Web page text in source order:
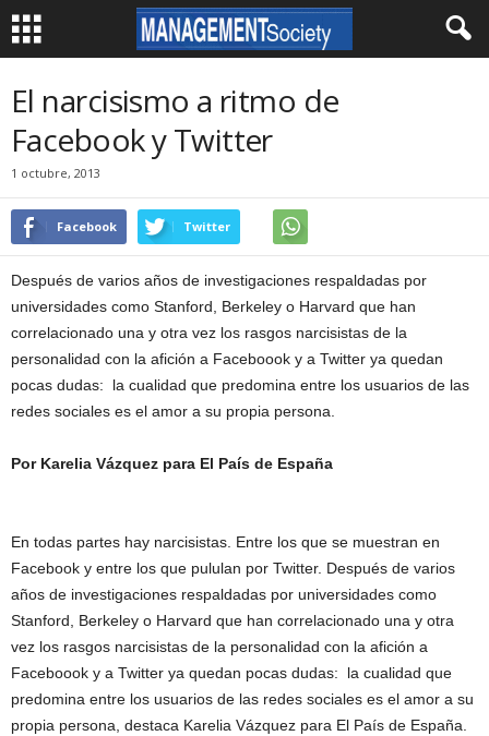
El narcisismo a ritmo de
Facebook y Twitter
1 octubre, 2013
Facebook Twitter
Después de varios años de investigaciones respaldadas por
universidades como Stanford, Berkeley o Harvard que han
correlacionado una y otra vez los rasgos narcisistas de la
personalidad con la afición a Faceboook y a Twitter ya quedan
pocas dudas: la cualidad que predomina entre los usuarios de las
redes sociales es el amor a su propia persona.
Por Karelia Vázquez para El País de España
En todas partes hay narcisistas. Entre los que se muestran en
Facebook y entre los que pululan por Twitter. Después de varios
años de investigaciones respaldadas por universidades como
Stanford, Berkeley o Harvard que han correlacionado una y otra
vez los rasgos narcisistas de la personalidad con la afición a
Faceboook y a Twitter ya quedan pocas dudas: la cualidad que
predomina entre los usuarios de las redes sociales es el amor a su
propia persona, destaca Karelia Vázquez para El País de España.